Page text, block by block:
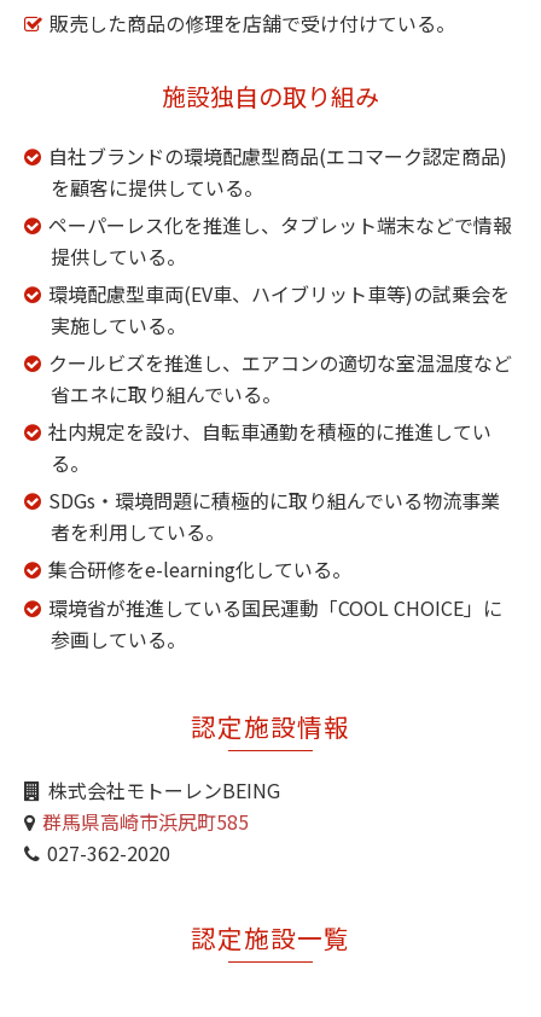
販売した商品の修理を店舗で受け付けている。
施設独自の取り組み
自社ブランドの環境配慮型商品(エコマーク認定商品)
を顧客に提供している。
ペーパーレス化を推進し、タブレット端末などで情報
提供している。
環境配慮型車両(EV車、ハイブリット車等)の試乗会を
実施している。
クールビズを推進し、エアコンの適切な室温温度など
省エネに取り組んでいる。
社内規定を設け、自転車通勤を積極的に推進してい
る。
SDGs・環境問題に積極的に取り組んでいる物流事業
者を利用している。
集合研修をe-learning化している。
環境省が推進している国民運動「COOL CHOICE」に
参画している。
認定施設情報
株式会社モトーレンBEING
群馬県高崎市浜尻町585
027-362-2020
認定施設一覧